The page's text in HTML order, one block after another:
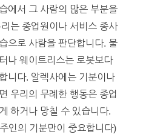
에서 그 사람의 많은 부분을
는 종업원이나 서비스 종사
으로 사람을 판단합니다. 물
나 웨이트리스는 로봇보다
니다. 알렉사에는 기분이나
우리의 무례한 행동은 종업
하거나 망칠 수 있습니다.
인의 기분만이 중요합니다)